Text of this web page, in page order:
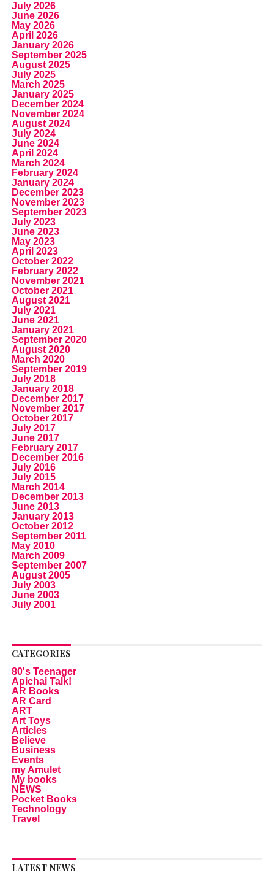
July 2026
June 2026
May 2026
April 2026
January 2026
September 2025
August 2025
July 2025
March 2025
January 2025
December 2024
November 2024
August 2024
July 2024
June 2024
April 2024
March 2024
February 2024
January 2024
December 2023
November 2023
September 2023
July 2023
June 2023
May 2023
April 2023
October 2022
February 2022
November 2021
October 2021
August 2021
July 2021
June 2021
January 2021
September 2020
August 2020
March 2020
September 2019
July 2018
January 2018
December 2017
November 2017
October 2017
July 2017
June 2017
February 2017
December 2016
July 2016
July 2015
March 2014
December 2013
June 2013
January 2013
October 2012
September 2011
May 2010
March 2009
September 2007
August 2005
July 2003
June 2003
July 2001
CATEGORIES
80's Teenager
Apichai Talk!
AR Books
AR Card
ART
Art Toys
Articles
Believe
Business
Events
my Amulet
My books
NEWS
Pocket Books
Technology
Travel
LATEST NEWS